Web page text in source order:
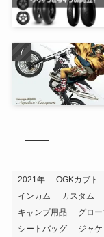
2021年 OGKカブト
インカム
カスタム
キャンプ用品
グロ
シートバッグ
ジャケ